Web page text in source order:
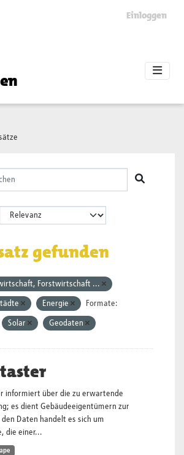
Einloggen
gefunden
Forstwirtschaft ...
Energie Formate:
Solar Geodaten
informiert über die zu erwartende
es dient Gebäudeeigentümern zur
Daten handelt es sich um
die einer...